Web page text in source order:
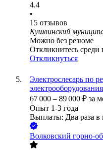
4.4
•
15 отзывов
Кушвинский
Можно без резюме
Откликнитесь среди
Откликнуться
Электрослесарь по
электрооборудования
67 000 – 89 000 ₽ за
Опыт 1-3 года
Выплаты: Два раза в
Волковский горно-